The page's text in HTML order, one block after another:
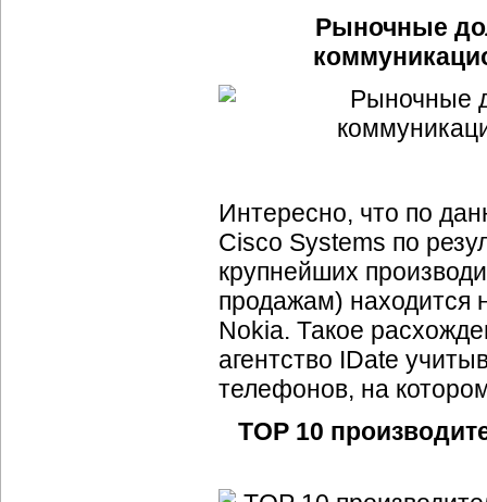
Рыночные
Интересно, что по
Cisco Systems по
крупнейших
продажам) находится
Nokia. Такое
агентство IDate
телефонов, на
TОР 10